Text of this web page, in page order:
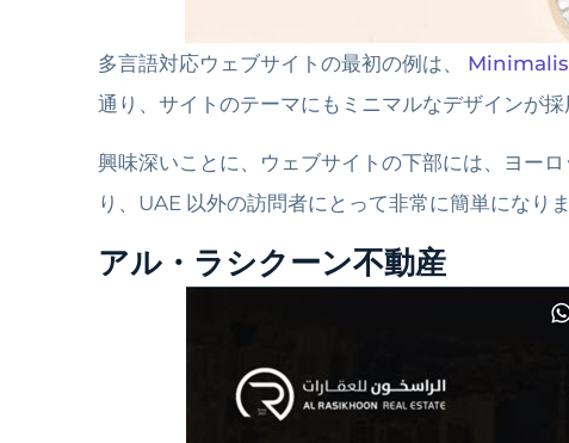
多言語対応ウェブサイトの最初の例は、
通り、サイトのテーマにもミニマルなデザインが
興味深いことに、ウェブサイトの下部には、ヨー
り、UAE 以外の訪問者にとって非常に簡単になり
アル・ラシクーン不動産